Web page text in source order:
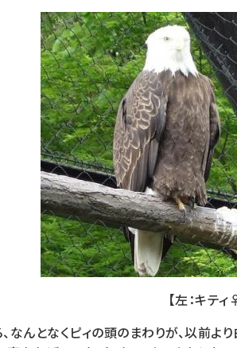
【左：キテ
なんとなくピィの頭のまわりが、以前よ